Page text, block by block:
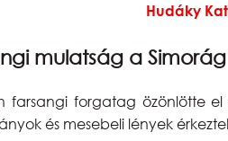
Hudáky
mulatság a Simorág
farsangi forgatag özönlötte
és mesebeli lények